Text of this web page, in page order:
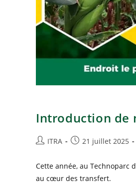
Introduction de
ITRA 21 juillet 2025
Cette année, au Technoparc
au cœur des transfert.